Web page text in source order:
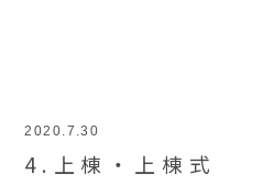
2020.7.30
4.上棟・上棟式